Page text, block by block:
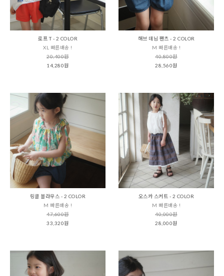
로프 T - 2 COLOR
XL 빠른배송 !
20,400원
14,280원
해브 데님 팬츠 - 2 COLOR
M 빠른배송 !
40,800원
28,560원
링클 블라우스 - 2 COLOR
M 빠른배송 !
47,600원
33,320원
오스카 스커트 - 2 COLOR
M 빠른배송 !
40,000원
28,000원